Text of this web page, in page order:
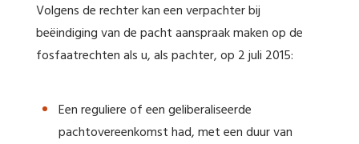
Volgens de rechter kan een verpachter bij
beëindiging van de pacht aanspraak maken op de
fosfaatrechten als u, als pachter, op 2 juli 2015:
Een reguliere of een geliberaliseerde
pachtovereenkomst had, met een duur van